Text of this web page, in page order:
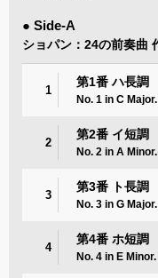
● Side-A
ショパン：24の前奏曲
1
第1番 ハ長調
No. 1 in C
2
第2番 イ短調
No. 2 in A
3
第3番 ト長調
No. 3 in G
4
第4番 ホ短調
No. 4 in E